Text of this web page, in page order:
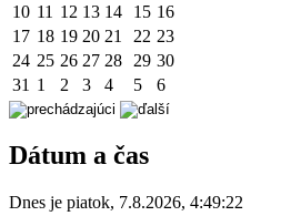
10 11 12 13 14 15 16
17 18 19 20 21 22 23
24 25 26 27 28 29 30
31 1 2 3 4 5 6
Dátum a čas
Dnes je piatok, 7.8.2026, 4:49:22